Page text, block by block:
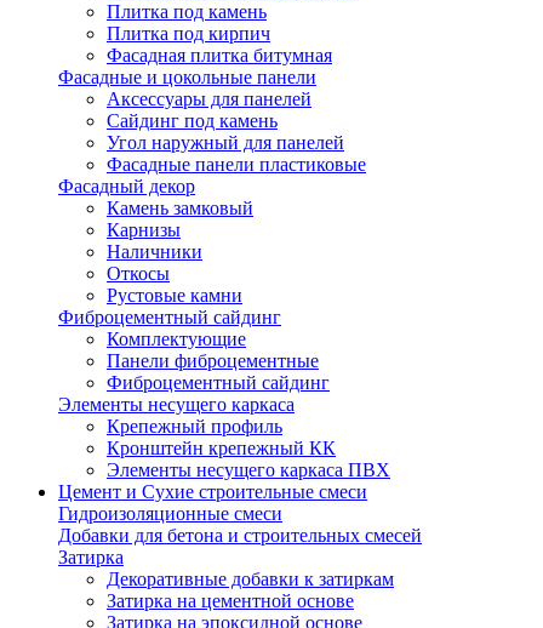
Плитка под камень
Плитка под кирпич
Фасадная плитка битумная
Фасадные и цокольные панели
Аксессуары для панелей
Сайдинг под камень
Угол наружный для панелей
Фасадные панели пластиковые
Фасадный декор
Камень замковый
Карнизы
Наличники
Откосы
Рустовые камни
Фиброцементный сайдинг
Комплектующие
Панели фиброцементные
Фиброцементный сайдинг
Элементы несущего каркаса
Крепежный профиль
Кронштейн крепежный КК
Элементы несущего каркаса ПВХ
Цемент и Сухие строительные смеси
Гидроизоляционные смеси
Добавки для бетона и строительных смесей
Затирка
Декоративные добавки к затиркам
Затирка на цементной основе
Затирка на эпоксидной основе